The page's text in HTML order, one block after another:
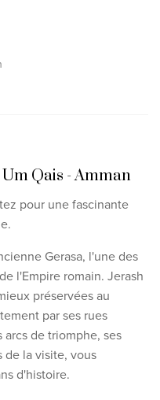
Qais - Amman
pour une fascinante
Gerasa, l'une des
l'Empire romain. Jerash
préservées au
par ses rues
de triomphe, ses
de la visite, vous
d'histoire.